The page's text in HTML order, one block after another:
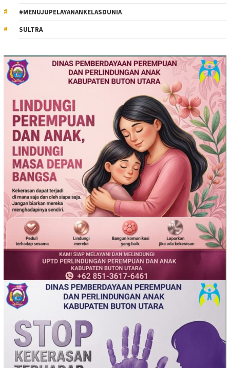
#MENUJUPELAYANANKELASDUNIA
SULTRA